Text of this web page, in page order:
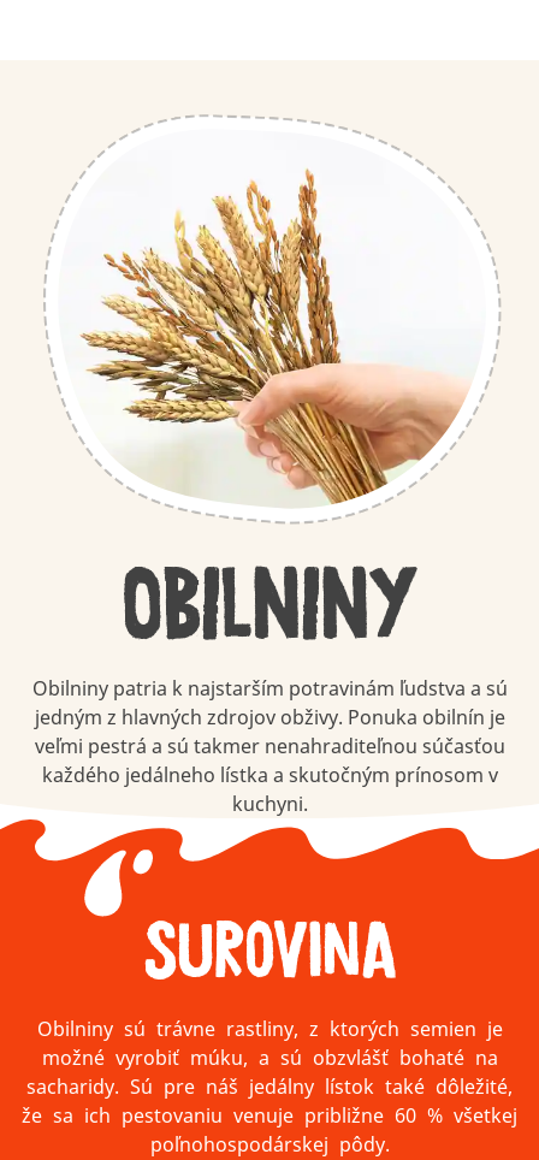
OBILNINY
Obilniny patria k najstarším potravinám ľudstva a sú
jedným z hlavných zdrojov obživy. Ponuka obilnín je
veľmi pestrá a sú takmer nenahraditeľnou súčasťou
každého jedálneho lístka a skutočným prínosom v
kuchyni.
Surovina
Obilniny sú trávne rastliny, z ktorých semien je
možné vyrobiť múku, a sú obzvlášť bohaté na
sacharidy. Sú pre náš jedálny lístok také dôležité,
že sa ich pestovaniu venuje približne 60 % všetkej
poľnohospodárskej pôdy.